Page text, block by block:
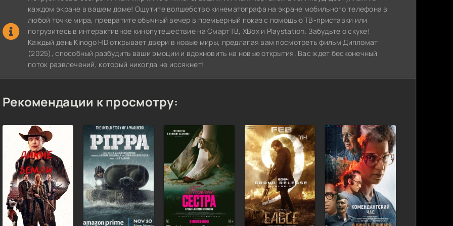
каждом экране в вашем доме! Ощутите волшебство кинематографа на экране мобильного телефона в
любой точке мира, превратите обычный вечер в премьерный показ с помощью ТВ-приставки или
погрузитесь в интерактивное кинопутешествие на СмартТВ, XBox и Playstation. Забудьте о скуке!
Каждый день Kinogo HD открывает двери в новые миры, предлагая вам посмотреть фильм Дипломат
(2025), способный разбудить ваши эмоции и вдохновить на новые открытия. Вас ждет бесконечный
поток развлечений, который никогда не иссякнет!
Рекомендации к просмотру: